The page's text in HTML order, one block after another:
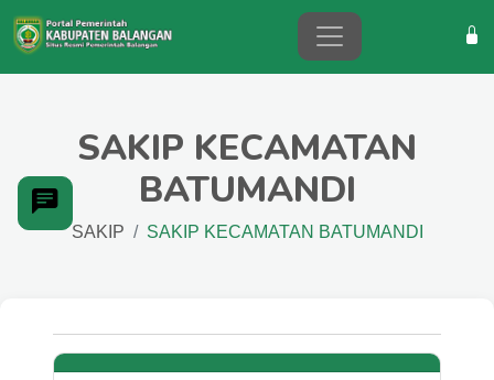
SAKIP KECAMATAN
BATUMANDI
SAKIP SAKIP KECAMATAN BATUMANDI